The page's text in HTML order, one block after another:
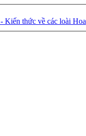
Kiến thức về các loài Hoa